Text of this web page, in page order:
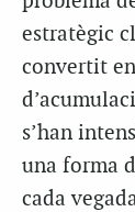
estratègic
convertit
s’han
una forma
cada